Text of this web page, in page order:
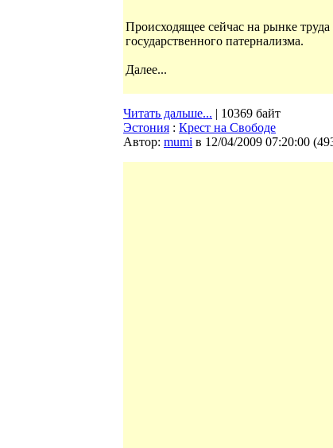
Происходящее сейчас на рынке
государственного патернализма.
Далее...
Читать дальше... | 10369 байт
Эстония : Крест на Свободе
Автор: mumi в 12/04/2009 07:20:00 (